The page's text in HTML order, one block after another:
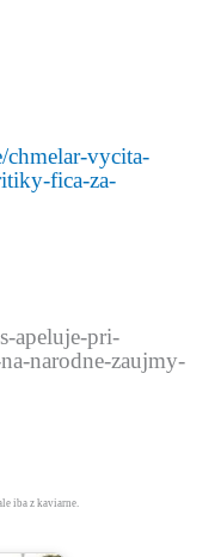
vycita-
fica-za-
apeluje-pri-
narodne-zaujmy-
iba z kaviarne.